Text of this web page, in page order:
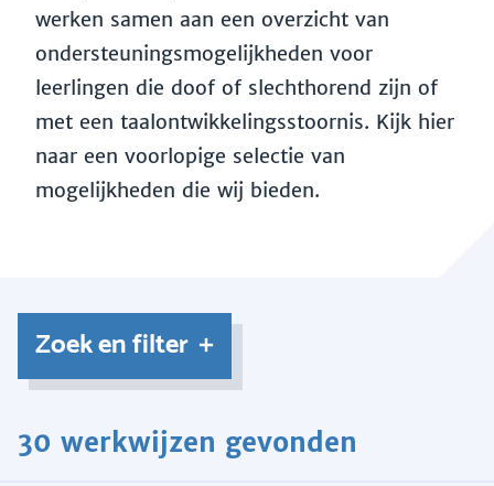
werken samen aan een overzicht van
ondersteuningsmogelijkheden voor
leerlingen die doof of slechthorend zijn of
met een taalontwikkelingsstoornis. Kijk hier
naar een voorlopige selectie van
mogelijkheden die wij bieden.
Zoek en filter
30 werkwijzen gevonden